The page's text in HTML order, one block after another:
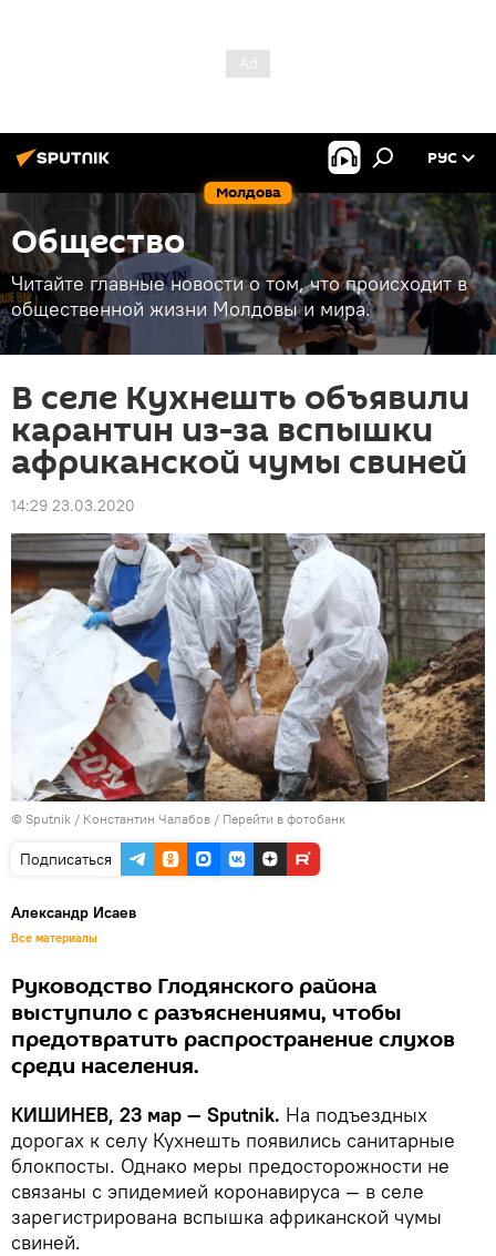
Молдова
РУС
Общество
Читайте главные новости о том, что происходит в
общественной жизни Молдовы и мира.
В селе Кухнешть объявили
карантин из-за вспышки
африканской чумы свиней
14:29 23.03.2020
© Sputnik / Константин Чалабов / Перейти в фотобанк
Подписаться
Александр Исаев
Все материалы
Руководство Глодянского района
выступило с разъяснениями, чтобы
предотвратить распространение слухов
среди населения.
КИШИНЕВ, 23 мар — Sputnik. На подъездных
дорогах к селу Кухнешть появились санитарные
блокпосты. Однако меры предосторожности не
связаны с эпидемией коронавируса — в селе
зарегистрирована вспышка африканской чумы
свиней.